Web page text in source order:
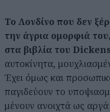
Το Λονδίνο που δεν
την άγρια ομορφιά
στα βιβλία του
αυτοκίνητα,
Έχει όμως και
παγιδεύουν το
μένουν ανοιχτά ως